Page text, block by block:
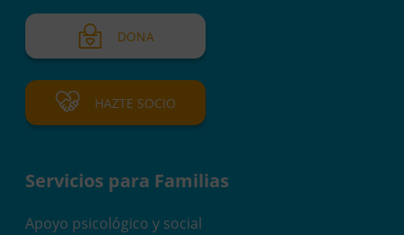
DONA
HAZTE SOCIO
Servicios para Familias
Apoyo psicológico y social